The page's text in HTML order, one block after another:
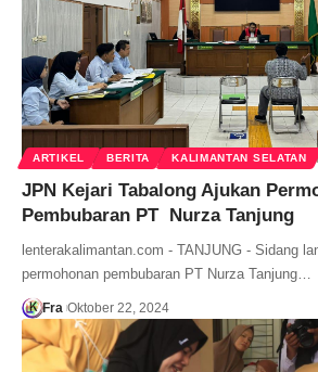
ARTIKEL BERITA KALIMANTAN SELATAN
JPN Kejari Tabalong Ajukan
Pembubaran PT Nurza Tanjung
lenterakalimantan.com - TANJUNG - Sidang
permohonan pembubaran PT Nurza Tanjung…
Fra Oktober 22, 2024